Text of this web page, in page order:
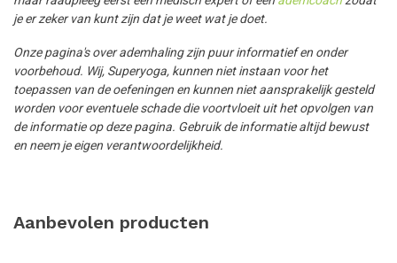
je er zeker van kunt zijn dat je weet wat je doet.
Onze pagina's over ademhaling zijn puur informatief en onder
voorbehoud. Wij, Superyoga, kunnen niet instaan voor het
toepassen van de oefeningen en kunnen niet aansprakelijk gesteld
worden voor eventuele schade die voortvloeit uit het opvolgen van
de informatie op deze pagina. Gebruik de informatie altijd bewust
en neem je eigen verantwoordelijkheid.
Aanbevolen producten